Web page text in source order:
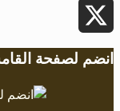
Twitter
X
انضم لصفحة